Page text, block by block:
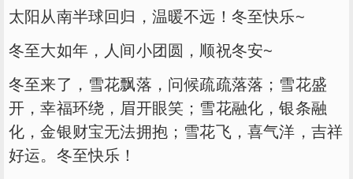
太阳从南半球回归，温暖不远！冬至快乐~
冬至大如年，人间小团圆，顺祝冬安~
冬至来了，雪花飘落，问候疏疏落落；雪花盛
开，幸福环绕，眉开眼笑；雪花融化，银条融
化，金银财宝无法拥抱；雪花飞，喜气洋，吉祥
好运。冬至快乐！